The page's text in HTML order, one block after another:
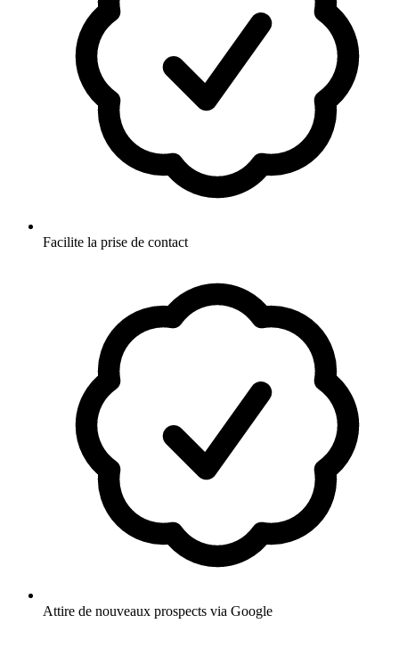
Facilite la prise de contact
Attire de nouveaux prospects via Google